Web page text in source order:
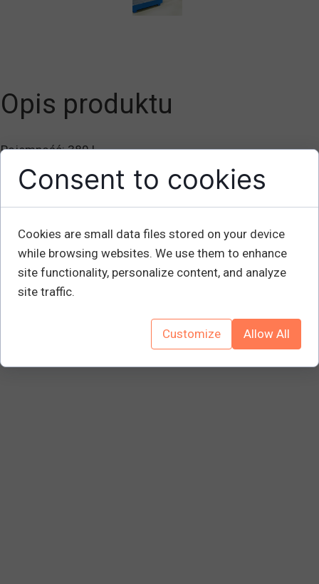
Opis produktu
Pojemność: 380 l
Liczba beczek: 4
Długość mm: 1250
Szerokość mm: 1250
Wysokość mm: 300
Możliwe akcesoria dodatkowe :
Zestaw kół: (2 stałe koła i 2 kółka)
Consent to cookies
Cookies are small data files stored on your device
while browsing websites. We use them to enhance
site functionality, personalize content, and analyze
site traffic.
Customize Allow All